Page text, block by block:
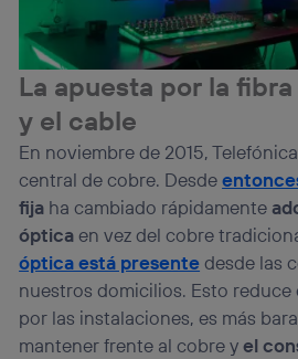
La apuesta por la
y el cable
En noviembre de 2015,
central de cobre. Desde
fija ha cambiado rápidamente
ópticaen vez del cobre
óptica está presentedesde las
nuestros domicilios. Esto
por las instalaciones, es más
mantener frente al cobre yel